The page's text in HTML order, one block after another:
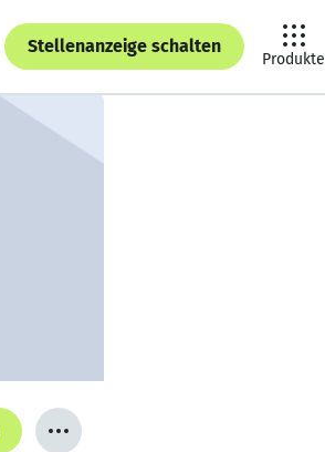
Stellenanzeige schalten
Produkte